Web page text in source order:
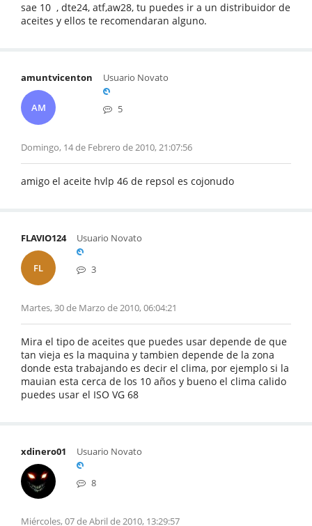
sae 10 , dte24, atf,aw28, tu puedes ir a un distribuidor de
aceites y ellos te recomendaran alguno.
amuntvicenton
AM
Usuario Novato
5
Domingo, 14 de Febrero de 2010, 21:07:56
amigo el aceite hvlp 46 de repsol es cojonudo
FLAVIO124
FL
Usuario Novato
3
Martes, 30 de Marzo de 2010, 06:04:21
Mira el tipo de aceites que puedes usar depende de que
tan vieja es la maquina y tambien depende de la zona
donde esta trabajando es decir el clima, por ejemplo si la
mauian esta cerca de los 10 años y bueno el clima calido
puedes usar el ISO VG 68
xdinero01 Usuario Novato
8
Miércoles, 07 de Abril de 2010, 13:29:57